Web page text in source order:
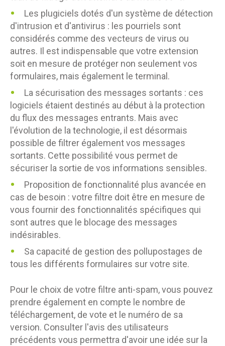
Les plugiciels dotés d'un système de détection
d'intrusion et d'antivirus : les pourriels sont
considérés comme des vecteurs de virus ou
autres. Il est indispensable que votre extension
soit en mesure de protéger non seulement vos
formulaires, mais également le terminal.
La sécurisation des messages sortants : ces
logiciels étaient destinés au début à la protection
du flux des messages entrants. Mais avec
l'évolution de la technologie, il est désormais
possible de filtrer également vos messages
sortants. Cette possibilité vous permet de
sécuriser la sortie de vos informations sensibles.
Proposition de fonctionnalité plus avancée en
cas de besoin : votre filtre doit être en mesure de
vous fournir des fonctionnalités spécifiques qui
sont autres que le blocage des messages
indésirables.
Sa capacité de gestion des pollupostages de
tous les différents formulaires sur votre site.
Pour le choix de votre filtre anti-spam, vous pouvez
prendre également en compte le nombre de
téléchargement, de vote et le numéro de sa
version. Consulter l'avis des utilisateurs
précédents vous permettra d'avoir une idée sur la